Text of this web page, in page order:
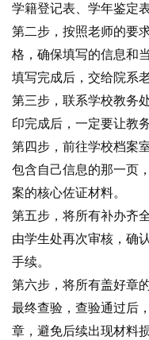
学籍登记表、学年鉴定
第二步，按照老师的要
格，确保填写的信息和
填写完成后，交给院系
第三步，联系学校教务
印完成后，一定要让教
第四步，前往学校档案
包含自己信息的那一页
案的核心佐证材料。
第五步，将所有补办齐
由学生处再次审核，确
手续。
第六步，将所有盖好章
最终查验，查验通过后
章，避免后续出现材料